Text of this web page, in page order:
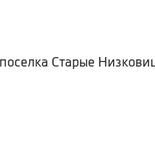
Старые